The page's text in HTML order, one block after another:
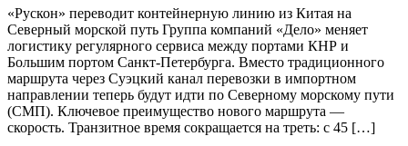
«Рускон» переводит контейнерную линию из Китая на
Северный морской путь Группа компаний «Дело» меняет
логистику регулярного сервиса между портами КНР и
Большим портом Санкт-Петербурга. Вместо традиционного
маршрута через Суэцкий канал перевозки в импортном
направлении теперь будут идти по Северному морскому пути
(СМП). Ключевое преимущество нового маршрута —
скорость. Транзитное время сокращается на треть: с 45 […]